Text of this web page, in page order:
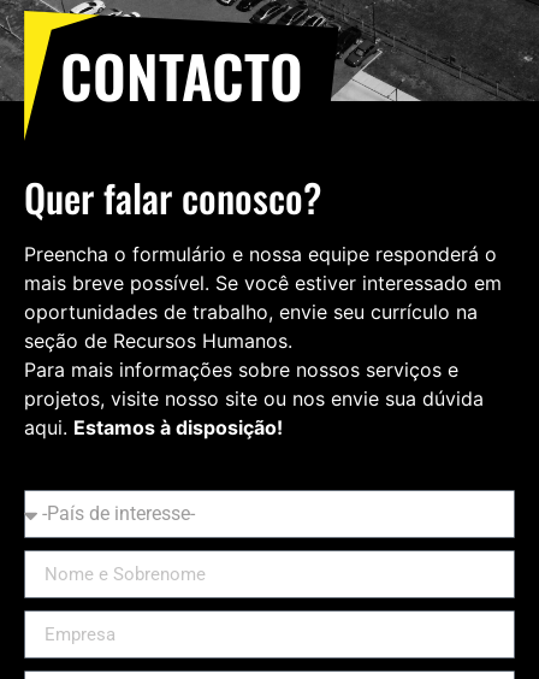
CONTACTO
Quer falar conosco?
Preencha o formulário e nossa equipe responderá o
mais breve possível. Se você estiver interessado em
oportunidades de trabalho, envie seu currículo na
seção de Recursos Humanos.
Para mais informações sobre nossos serviços e
projetos, visite nosso site ou nos envie sua dúvida
aqui. Estamos à disposição!